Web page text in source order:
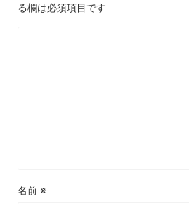
る欄は必須項目です
名前 ※